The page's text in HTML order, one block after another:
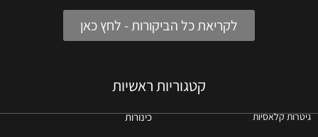
לקריאת כל הביקורות - לחץ כאן
קטגוריות ראשיות
גיטרות קלאסיות כינורות